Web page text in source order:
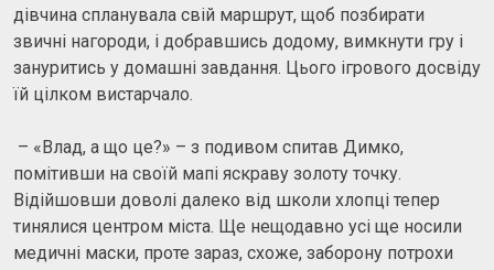
дівчина спланувала свій маршрут, щоб позбирати
звичні нагороди, і добравшись додому, вимкнути гру і
зануритись у домашні завдання. Цього ігрового досвіду
їй цілком вистарчало.
– «Влад, а що це?» – з подивом спитав Димко,
помітивши на своїй мапі яскраву золоту точку.
Відійшовши доволі далеко від школи хлопці тепер
тинялися центром міста. Ще нещодавно усі ще носили
медичні маски, проте зараз, схоже, заборону потрохи